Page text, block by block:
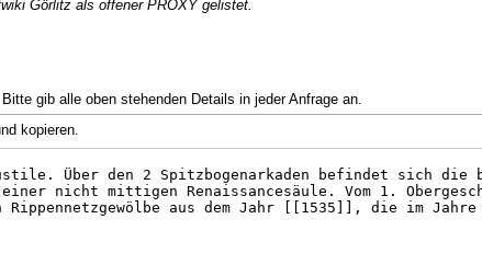
Görlitz als offener PROXY gelistet.
gib alle oben stehenden Details in jeder Anfrage an.
kopieren.